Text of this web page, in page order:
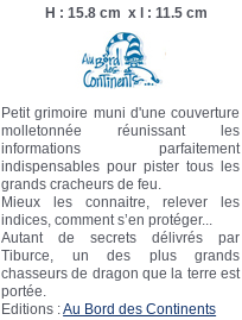
H : 15.8 cm x l : 11.5 cm
Petit grimoire muni d'une couverture
molletonnée réunissant les
informations parfaitement
indispensables pour pister tous les
grands cracheurs de feu.
Mieux les connaitre, relever les
indices, comment s’en protéger...
Autant de secrets délivrés par
Tiburce, un des plus grands
chasseurs de dragon que la terre est
portée.
Editions :Au Bord des Continents